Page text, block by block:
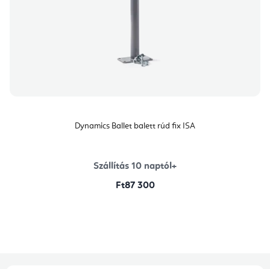
Dynamics Ballet balett rúd fix ISA
Szállítás 10 naptól+
Ft87 300